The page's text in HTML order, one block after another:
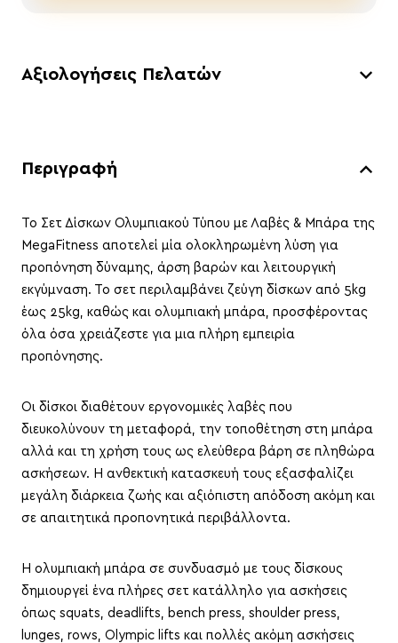
Αξιολογήσεις Πελατών
Περιγραφή
Το Σετ Δίσκων Ολυμπιακού Τύπου με Λαβές & Μπάρα της
MegaFitness αποτελεί μία ολοκληρωμένη λύση για
προπόνηση δύναμης, άρση βαρών και λειτουργική
εκγύμναση. Το σετ περιλαμβάνει ζεύγη δίσκων από 5kg
έως 25kg, καθώς και ολυμπιακή μπάρα, προσφέροντας
όλα όσα χρειάζεστε για μια πλήρη εμπειρία
προπόνησης.
Οι δίσκοι διαθέτουν εργονομικές λαβές που
διευκολύνουν τη μεταφορά, την τοποθέτηση στη μπάρα
αλλά και τη χρήση τους ως ελεύθερα βάρη σε πληθώρα
ασκήσεων. Η ανθεκτική κατασκευή τους εξασφαλίζει
μεγάλη διάρκεια ζωής και αξιόπιστη απόδοση ακόμη και
σε απαιτητικά προπονητικά περιβάλλοντα.
Η ολυμπιακή μπάρα σε συνδυασμό με τους δίσκους
δημιουργεί ένα πλήρες σετ κατάλληλο για ασκήσεις
όπως squats, deadlifts, bench press, shoulder press,
lunges, rows, Olympic lifts και πολλές ακόμη ασκήσεις